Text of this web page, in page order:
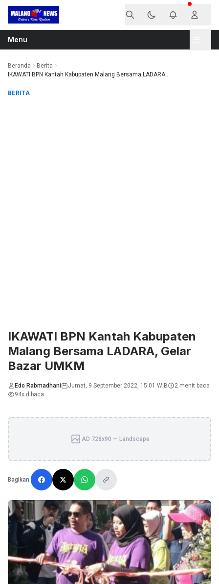
Langsung ke konten
Menu
Beranda
Berita
IKAWATI BPN Kantah Kabupaten Malang Bersama LADARA...
BERITA
IKAWATI BPN Kantah Kabupaten
Malang Bersama LADARA, Gelar
Bazar UMKM
Edo Rabmadhani Jumat, 9 September 2022, 15:01 WIB
2 menit baca
94x dibaca
AD 728x90 — Landscape
Bagikan: